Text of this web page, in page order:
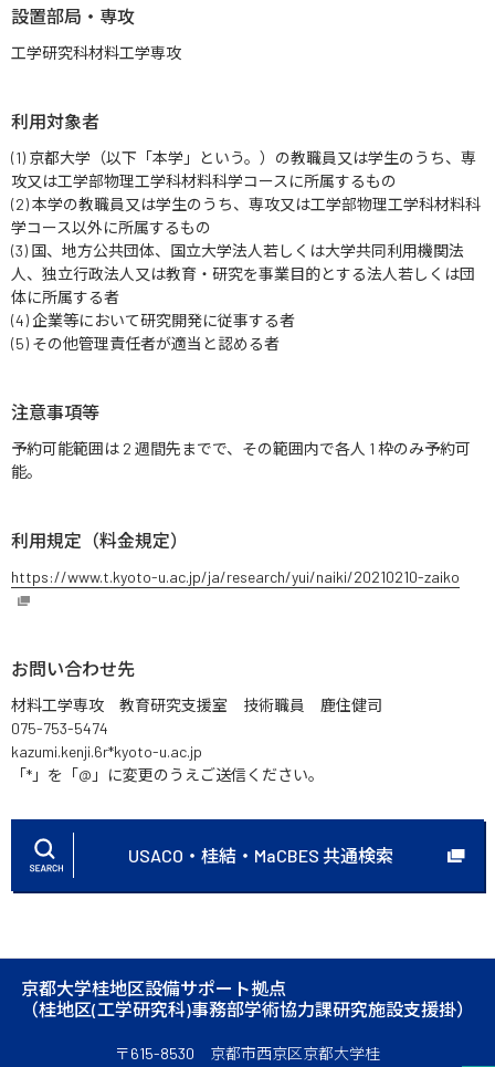
設置部局・専攻
工学研究科材料工学専攻
利用対象者
(1) 京都大学（以下「本学」という。）の教職員又は学生のうち、専
攻又は工学部物理工学科材料科学コースに所属するもの
(2) 本学の教職員又は学生のうち、専攻又は工学部物理工学科材料科
学コース以外に所属するもの
(3) 国、地方公共団体、国立大学法人若しくは大学共同利用機関法
人、独立行政法人又は教育・研究を事業目的とする法人若しくは団
体に所属する者
(4) 企業等において研究開発に従事する者
(5) その他管理責任者が適当と認める者
注意事項等
予約可能範囲は 2 週間先までで、その範囲内で各人 1 枠のみ予約可
能。
利用規定（料金規定）
https://www.t.kyoto-u.ac.jp/ja/research/yui/naiki/20210210-zaiko
お問い合わせ先
材料工学専攻 教育研究支援室 技術職員 鹿住健司
075-753-5474
kazumi.kenji.6r*kyoto-u.ac.jp
「*」を「@」に変更のうえご送信ください。
USACO・桂結・MaCBES 共通検索
京都大学桂地区設備サポート拠点
（桂地区(工学研究科)事務部学術協力課研究施設支援掛）
〒615-8530 京都市西京区京都大学桂